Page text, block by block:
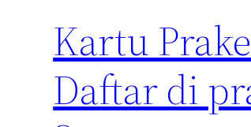
Kartu
Daftar di